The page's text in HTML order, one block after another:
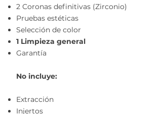
2 Coronas definitivas (Zirconio)
Pruebas estéticas
Selección de color
1 Limpieza general
Garantía
No incluye:
Extracción
Injertos